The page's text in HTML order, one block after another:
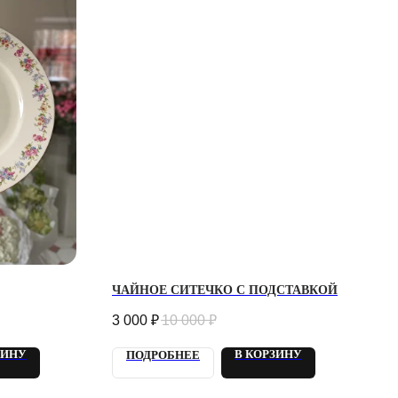
ЧАЙНОЕ СИТЕЧКО С ПОДСТАВКОЙ
3 000 ₽10 000 ₽
ПОДРОБНЕЕ В КОРЗИНУ